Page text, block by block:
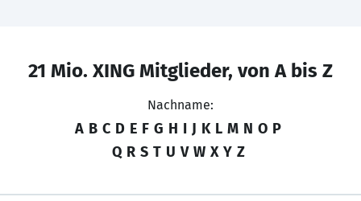
21 Mio. XING Mitglieder, von A bis Z
Nachname:
A B C D E F G H I J K L M N O P
Q R S T U V W X Y Z